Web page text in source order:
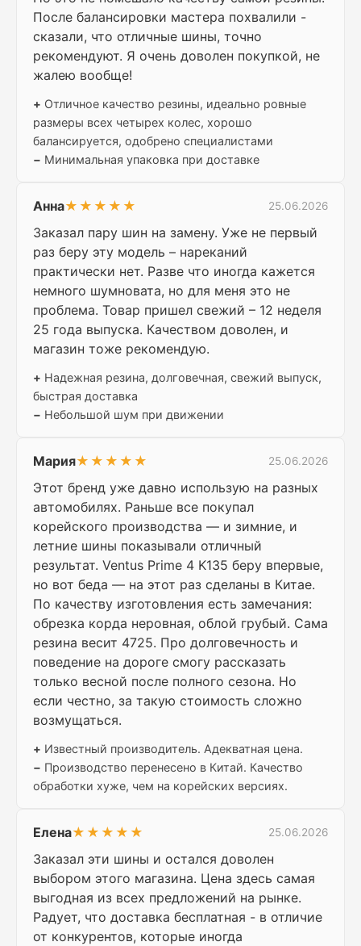
После балансировки мастера похвалили -
сказали, что отличные шины, точно
рекомендуют. Я очень доволен покупкой, не
жалею вообще!
+ Отличное качество резины, идеально ровные
размеры всех четырех колес, хорошо
балансируется, одобрено специалистами
− Минимальная упаковка при доставке
Анна★★★★★ 25.06.2026
Заказал пару шин на замену. Уже не первый
раз беру эту модель – нареканий
практически нет. Разве что иногда кажется
немного шумновата, но для меня это не
проблема. Товар пришел свежий – 12 неделя
25 года выпуска. Качеством доволен, и
магазин тоже рекомендую.
+ Надежная резина, долговечная, свежий выпуск,
быстрая доставка
− Небольшой шум при движении
Мария★★★★★ 25.06.2026
Этот бренд уже давно использую на разных
автомобилях. Раньше все покупал
корейского производства — и зимние, и
летние шины показывали отличный
результат. Ventus Prime 4 K135 беру впервые,
но вот беда — на этот раз сделаны в Китае.
По качеству изготовления есть замечания:
обрезка корда неровная, облой грубый. Сама
резина весит 4725. Про долговечность и
поведение на дороге смогу рассказать
только весной после полного сезона. Но
если честно, за такую стоимость сложно
возмущаться.
+ Известный производитель. Адекватная цена.
− Производство перенесено в Китай. Качество
обработки хуже, чем на корейских версиях.
Елена★★★★★ 25.06.2026
Заказал эти шины и остался доволен
выбором этого магазина. Цена здесь самая
выгодная из всех предложений на рынке.
Радует, что доставка бесплатная - в отличие
от конкурентов, которые иногда